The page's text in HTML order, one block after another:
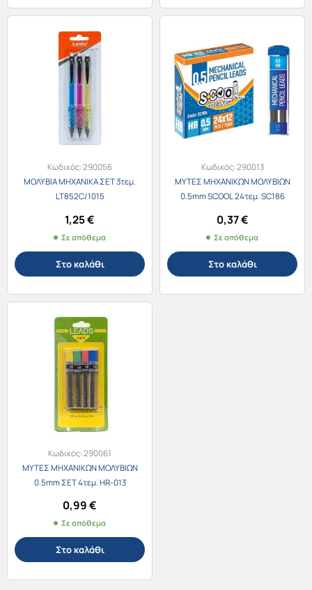
Κωδικός:290056
ΜΟΛΥΒΙΑ ΜΗΧΑΝΙΚΑ ΣΕΤ 3τεμ.
LT852C/1015
1,25€
Σε απόθεμα
Στο καλάθι
Κωδικός:290013
ΜΥΤΕΣ ΜΗΧΑΝΙΚΩΝ ΜΟΛΥΒΙΩΝ
0.5mm SCOOL 24τεμ. SC186
0,37€
Σε απόθεμα
Στο καλάθι
Κωδικός:290061
ΜΥΤΕΣ ΜΗΧΑΝΙΚΩΝ ΜΟΛΥΒΙΩΝ
0.5mm ΣET 4τεμ. HR-013
0,99€
Σε απόθεμα
Στο καλάθι